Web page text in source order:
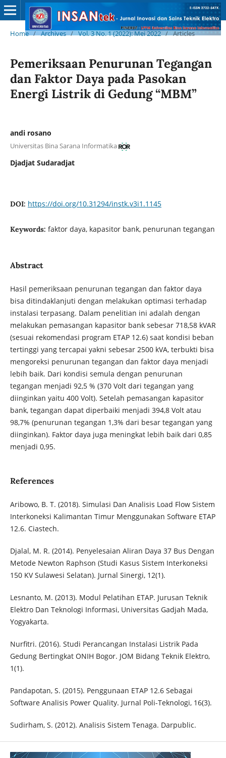
Home / Archives / Vol. 3 No. 1 (2022): Mei 2022 / Articles
Pemeriksaan Penurunan Tegangan
dan Faktor Daya pada Pasokan
Energi Listrik di Gedung “MBM”
andi rosano
Universitas Bina Sarana Informatika
Djadjat Sudaradjat
DOI: https://doi.org/10.31294/instk.v3i1.1145
Keywords: faktor daya, kapasitor bank, penurunan tegangan
Abstract
Hasil pemeriksaan penurunan tegangan dan faktor daya
bisa ditindaklanjuti dengan melakukan optimasi terhadap
instalasi terpasang. Dalam penelitian ini adalah dengan
melakukan pemasangan kapasitor bank sebesar 718,58 kVAR
(sesuai rekomendasi program ETAP 12.6) saat kondisi beban
tertinggi yang tercapai yakni sebesar 2500 kVA, terbukti bisa
mengoreksi penurunan tegangan dan faktor daya menjadi
lebih baik. Dari kondisi semula dengan penurunan
tegangan menjadi 92,5 % (370 Volt dari tegangan yang
diinginkan yaitu 400 Volt). Setelah pemasangan kapasitor
bank, tegangan dapat diperbaiki menjadi 394,8 Volt atau
98,7% (penurunan tegangan 1,3% dari besar tegangan yang
diinginkan). Faktor daya juga meningkat lebih baik dari 0,85
menjadi 0,95.
References
Aribowo, B. T. (2018). Simulasi Dan Analisis Load Flow Sistem
Interkoneksi Kalimantan Timur Menggunakan Software ETAP
12.6. Ciastech.
Djalal, M. R. (2014). Penyelesaian Aliran Daya 37 Bus Dengan
Metode Newton Raphson (Studi Kasus Sistem Interkoneksi
150 KV Sulawesi Selatan). Jurnal Sinergi, 12(1).
Lesnanto, M. (2013). Modul Pelatihan ETAP. Jurusan Teknik
Elektro Dan Teknologi Informasi, Universitas Gadjah Mada,
Yogyakarta.
Nurfitri. (2016). Studi Perancangan Instalasi Listrik Pada
Gedung Bertingkat ONIH Bogor. JOM Bidang Teknik Elektro,
1(1).
Pandapotan, S. (2015). Penggunaan ETAP 12.6 Sebagai
Software Analisis Power Quality. Jurnal Poli-Teknologi, 16(3).
Sudirham, S. (2012). Analisis Sistem Tenaga. Darpublic.